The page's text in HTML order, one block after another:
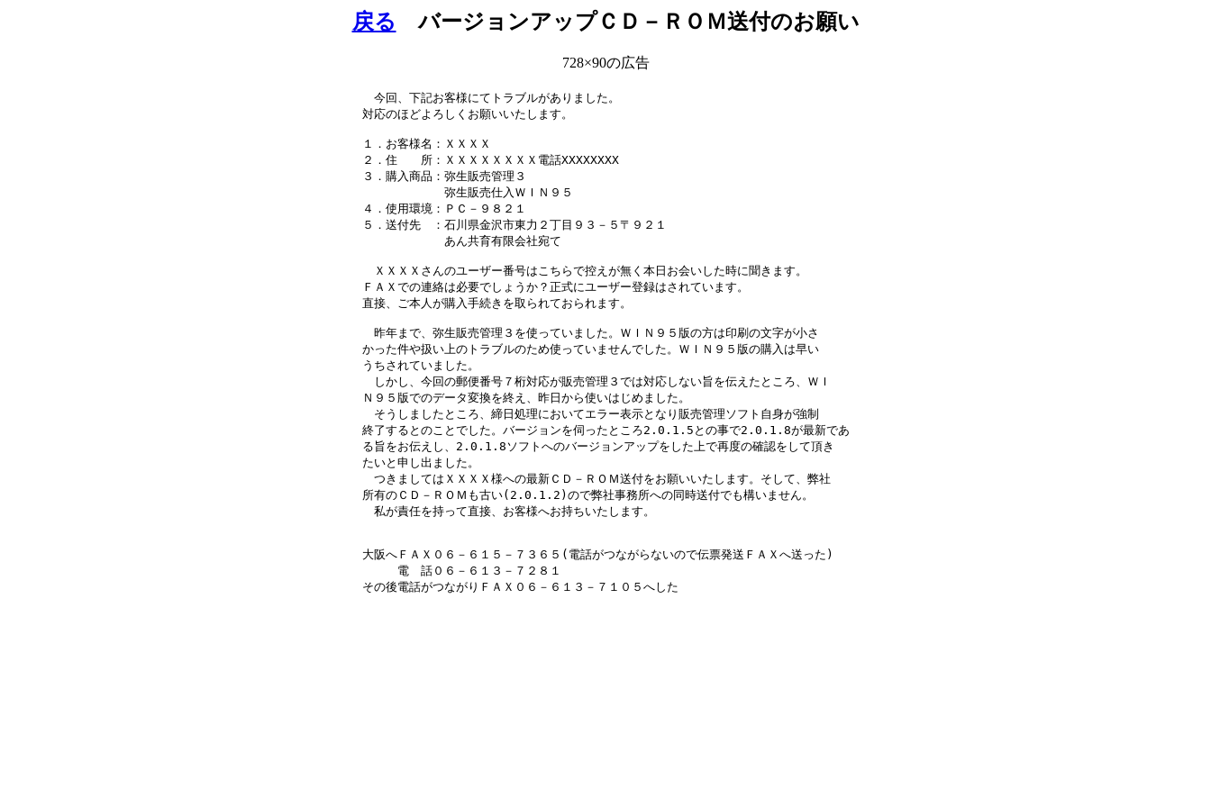
戻る バージョンアップＣＤ－ＲＯＭ送付のお願い
728×90の広告
今回、下記お客様にてトラブルがありました。
対応のほどよろしくお願いいたします。
１．お客様名：ＸＸＸＸ
２．住　　所：ＸＸＸＸＸＸＸＸ電話XXXXXXXX
３．購入商品：弥生販売管理３
弥生販売仕入ＷＩＮ９５
４．使用環境：ＰＣ－９８２１
５．送付先　：石川県金沢市東力２丁目９３－５〒９２１
あん共育有限会社宛て
ＸＸＸＸさんのユーザー番号はこちらで控えが無く本日お会いした時に聞きます。
ＦＡＸでの連絡は必要でしょうか？正式にユーザー登録はされています。
直接、ご本人が購入手続きを取られておられます。
昨年まで、弥生販売管理３を使っていました。ＷＩＮ９５版の方は印刷の文字が小さ
かった件や扱い上のトラブルのため使っていませんでした。ＷＩＮ９５版の購入は早い
うちされていました。
しかし、今回の郵便番号７桁対応が販売管理３では対応しない旨を伝えたところ、ＷＩ
Ｎ９５版でのデータ変換を終え、昨日から使いはじめました。
そうしましたところ、締日処理においてエラー表示となり販売管理ソフト自身が強制
終了するとのことでした。バージョンを伺ったところ2.0.1.5との事で2.0.1.8が最新であ
る旨をお伝えし、2.0.1.8ソフトへのバージョンアップをした上で再度の確認をして頂き
たいと申し出ました。
つきましてはＸＸＸＸ様への最新ＣＤ－ＲＯＭ送付をお願いいたします。そして、弊社
所有のＣＤ－ＲＯＭも古い(2.0.1.2)ので弊社事務所への同時送付でも構いません。
私が責任を持って直接、お客様へお持ちいたします。
大阪へＦＡＸ０６－６１５－７３６５(電話がつながらないので伝票発送ＦＡＸへ送った)
電　話０６－６１３－７２８１